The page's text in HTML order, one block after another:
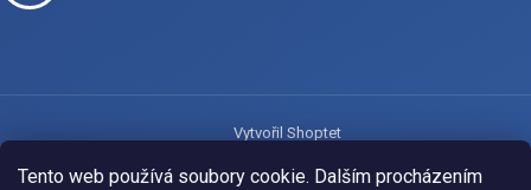
Tento web používá soubory cookie. Dalším procházením
Vytvořil Shoptet